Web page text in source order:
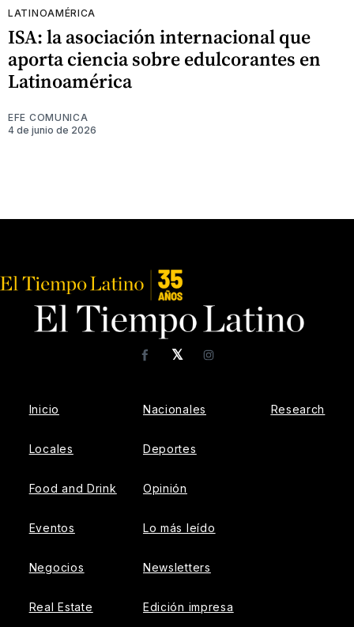
LATINOAMÉRICA
ISA: la asociación internacional que
aporta ciencia sobre edulcorantes en
Latinoamérica
EFE COMUNICA
4 de junio de 2026
𝕏
FacebookInstagram
Inicio
Locales
Food and Drink
Eventos
Negocios
Real Estate
Nacionales
Deportes
Opinión
Lo más leído
Newsletters
Edición impresa
Research